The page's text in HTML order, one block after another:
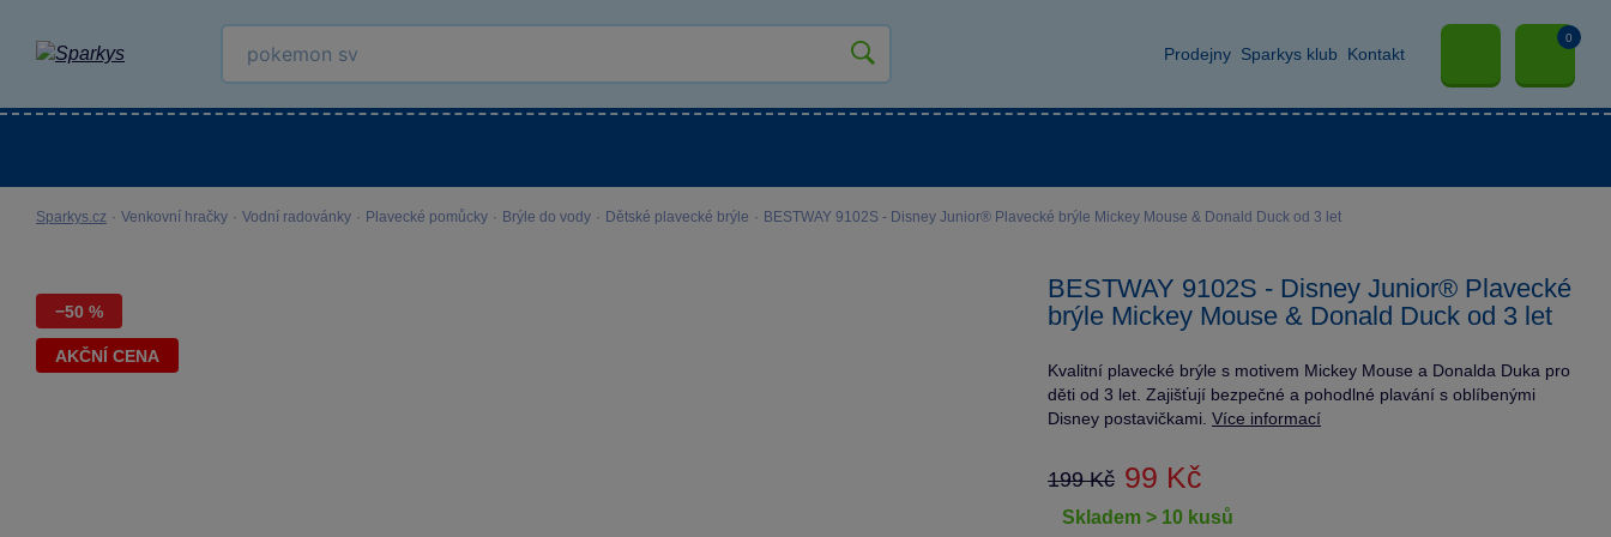
Prodejny Sparkys klub Kontakt
0
Sparkys.cz · Venkovní hračky · Vodní radovánky · Plavecké pomůcky · Brýle do vody · Dětské plavecké brýle · BESTWAY 9102S - Disney Junior® Plavecké brýle Mickey Mouse & Donald Duck od 3 let
−50 %
AKČNÍ CENA
BESTWAY 9102S - Disney Junior® Plavecké
brýle Mickey Mouse & Donald Duck od 3 let
Kvalitní plavecké brýle s motivem Mickey Mouse a Donalda Duka pro
děti od 3 let. Zajišťují bezpečné a pohodlné plavání s oblíbenými
Disney postavičkami. Více informací
199 Kč 99 Kč
skladem > 10 kusů